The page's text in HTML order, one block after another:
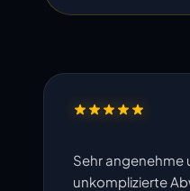
Sehr angenehme
unkomplizierte